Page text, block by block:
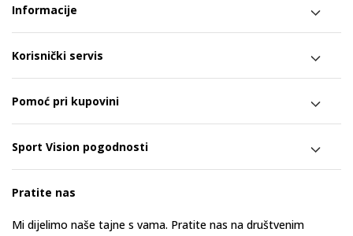
Informacije
Korisnički servis
Pomoć pri kupovini
Sport Vision pogodnosti
Pratite nas
Mi dijelimo naše tajne s vama. Pratite nas na društvenim